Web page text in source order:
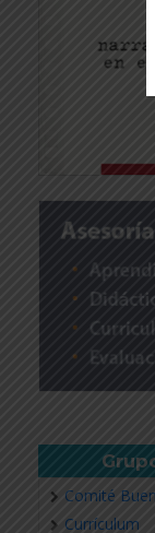
Comité
Currículum